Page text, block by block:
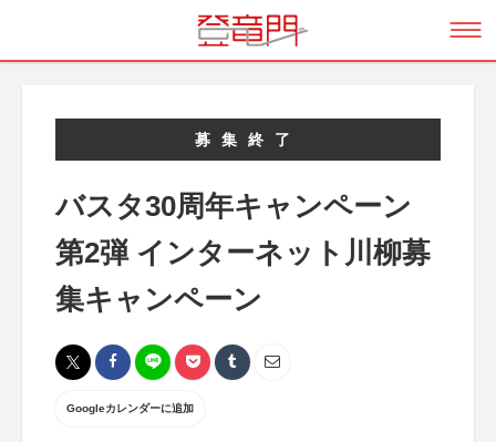
募集終了
バスタ30周年キャンペーン
第2弾 インターネット川柳募
集キャンペーン
Googleカレンダーに追加